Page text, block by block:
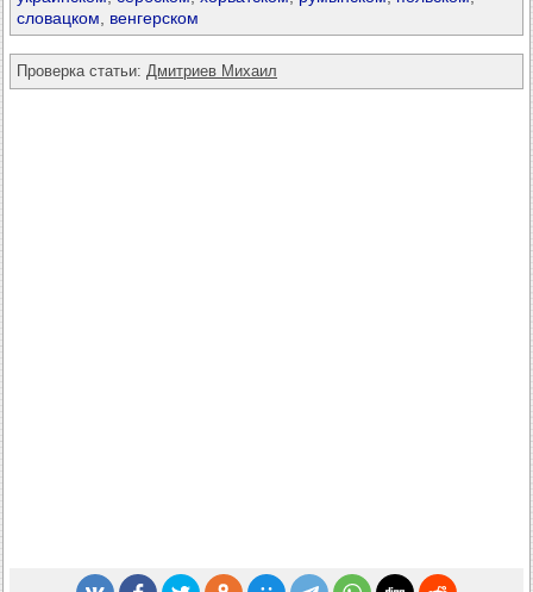
словацком
венгерском
Проверка статьи: Дмитриев Михаил